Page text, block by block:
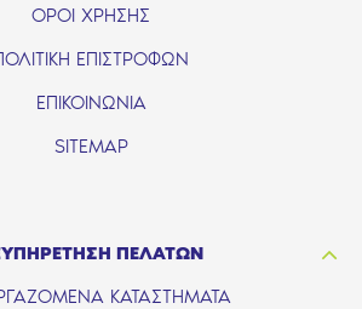
ΟΡΟΙ ΧΡΗΣΗΣ
ΕΠΙΣΤΡΟΦΩΝ
ΕΠΙΚΟΙΝΩΝΙΑ
SITEMAP
ΠΕΛΑΤΩΝ
ΚΑΤΑΣΤΗΜΑΤΑ